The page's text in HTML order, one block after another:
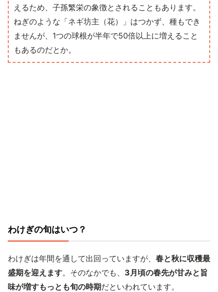
えるため、子孫繁栄の象徴とされることもあります。
ねぎのような「ネギ坊主（花）」はつかず、種もでき
ませんが、1つの球根が半年で50倍以上に増えること
もあるのだとか。
わけぎの旬はいつ？
わけぎは年間を通して出回っていますが、 春と秋に収穫最
盛期を迎えます。そのなかでも、 3月頃の春先が甘みと旨
味が増すもっとも旬の時期だといわれています。